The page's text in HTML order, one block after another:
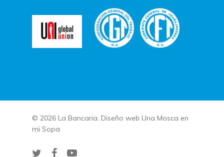
© 2026 La Bancaria. Diseño web Una Mosca en
mi Sopa
twitterfacebookyoutube